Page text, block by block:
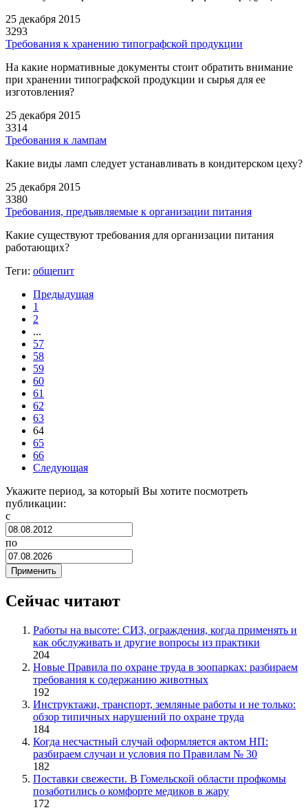
25 декабря 2015
3293
Требования к хранению типографской продукции
На какие нормативные документы стоит обратить внимание
при хранении типографской продукции и сырья для ее
изготовления?
25 декабря 2015
3314
Требования к лампам
Какие виды ламп следует устанавливать в кондитерском цеху?
25 декабря 2015
3380
Требования, предъявляемые к организации питания
Какие существуют требования для организации питания
работающих?
Теги: общепит
Предыдущая
1
2
...
57
58
59
60
61
62
63
64
65
66
Следующая
Укажите период, за который Вы хотите посмотреть
публикации:
с
по
Сейчас читают
Работы на высоте: СИЗ, ограждения, когда применять и
как обслуживать и другие вопросы из практики
204
Новые Правила по охране труда в зоопарках: разбираем
требования к содержанию животных
192
Инструктажи, транспорт, земляные работы и не только:
обзор типичных нарушений по охране труда
184
Когда несчастный случай оформляется актом НП:
разбираем случаи и условия по Правилам № 30
182
Поставки свежести. В Гомельской области профкомы
позаботились о комфорте медиков в жару
172